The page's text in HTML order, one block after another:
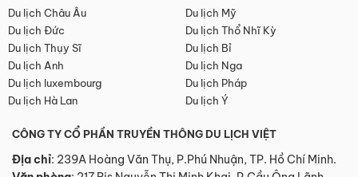
Du lịch Châu Âu
Du lịch Mỹ
Du lịch Đức
Du lịch Thổ Nhĩ Kỳ
Du lịch Thụy Sĩ
Du lịch Bỉ
Du lịch Anh
Du lịch Nga
Du lịch luxembourg
Du lịch Pháp
Du lịch Hà Lan
Du lịch Ý
CÔNG TY CỔ PHẦN TRUYỀN THÔNG DU LỊCH VIỆT
Địa chỉ: 239A Hoàng Văn Thụ, P.Phú Nhuận, TP. Hồ Chí Minh.